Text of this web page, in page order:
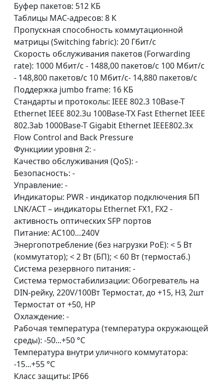
Буфер пакетов: 512 КБ
Таблицы MAC-адресов: 8 К
Пропускная способность коммутационной
матрицы (Switching fabric): 20 Гбит/с
Скорость обслуживания пакетов (Forwarding
rate): 1000 Мбит/с - 1488,00 пакетов/с 100 Мбит/c
- 148,800 пакетов/c 10 Мбит/c- 14,880 пакетов/c
Поддержка jumbo frame: 16 КБ
Стандарты и протоколы: IEEE 802.3 10Base-T
Ethernet IEEE 802.3u 100Base-TX Fast Ethernet IEEE
802.3ab 1000Base-T Gigabit Ethernet IEEE802.3x
Flow Control and Back Pressure
Функциии уровня 2: -
Качество обслуживания (QoS): -
Безопасность: -
Управление: -
Индикаторы: PWR - индикатор подключения БП
LNK/ACT – индикаторы Ethernet FX1, FX2 -
активность оптических SFP портов
Питание: AC100…240V
Энергопотребление (без нагрузки PoE): < 5 Вт
(коммутатор); < 2 Вт (БП); < 60 Вт (термостаб.)
Система резервного питания: -
Система термостабилизации: Обогреватель на
DIN-рейку, 220V/100Вт Термостат, до +15, НЗ, 2шт
Термостат от +50, НР
Охлаждение: -
Рабочая температура (температура окружающей
среды): -50...+50 °С
Температура внутри уличного коммутатора:
-15...+55 °С
Класс защиты: IP66